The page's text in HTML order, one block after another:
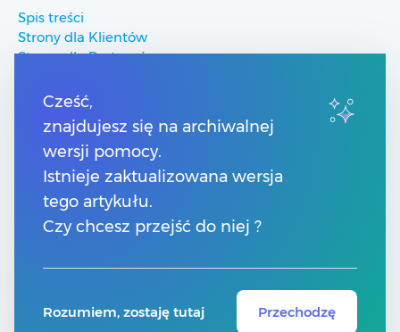
Spis treści
Strony dla Klientów
Strony dla Partnerów
Pomoc Comarch Betterfly
Pomoc Comarch e-Sklep
Pomoc Comarch HRM
Kontakt
Numery telefonów
Znajdź Partnera Comarch
Cześć,
znajdujesz się na archiwalnej
wersji pomocy.
Istnieje zaktualizowana wersja
tego artykułu.
Czy chcesz przejść do niej ?
Rozumiem, zostaję tutaj Przechodzę